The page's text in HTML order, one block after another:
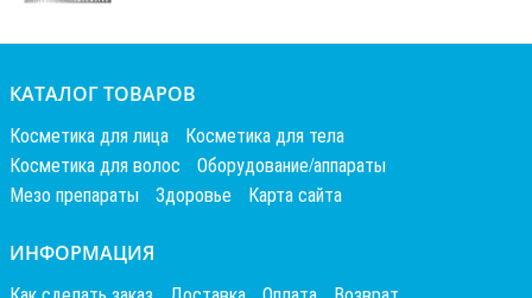
КАТАЛОГ ТОВАРОВ
Косметика для лица
Косметика для тела
Косметика для волос
Оборудование/аппараты
Мезо препараты
Здоровье Карта сайта
ИНФОРМАЦИЯ